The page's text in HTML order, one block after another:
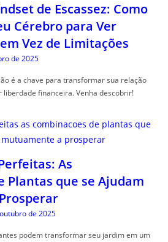
de Escassez: Como
Cérebro para Ver
Vez de Limitações
de 2025
é a chave para transformar sua relação
financeira. Venha descobrir!
As
Plantas que se Ajudam
de 2025
podem transformar seu jardim em um